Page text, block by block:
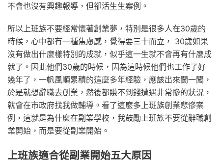
不會也沒有興趣報導，但卻活生生案例。
所以上班族不要經常懷著創業夢，特別是很多人在30歲的
時候，心中都有一種焦慮感，覺得要三十而立， 30歲如果
沒有做出什麼樣特別的成就，似乎這一生就不會再有什麼成
就了。因此他們30歲的時候，因為這時候他們也工作了好
幾年了，一帆風順累積的這麼多年經驗，應該出來闖一闖，
於是就想辭職去創業，然後都賺不到錢遭遇非常慘的狀況，
就會在市政府找我做輔導。看了這麼多上班族創業悲慘案
例，這就是為什麼在副業學校，我鼓勵上班族不要從辭職創
業開始，而是要從副業開始。
上班族適合從副業開始五大原因